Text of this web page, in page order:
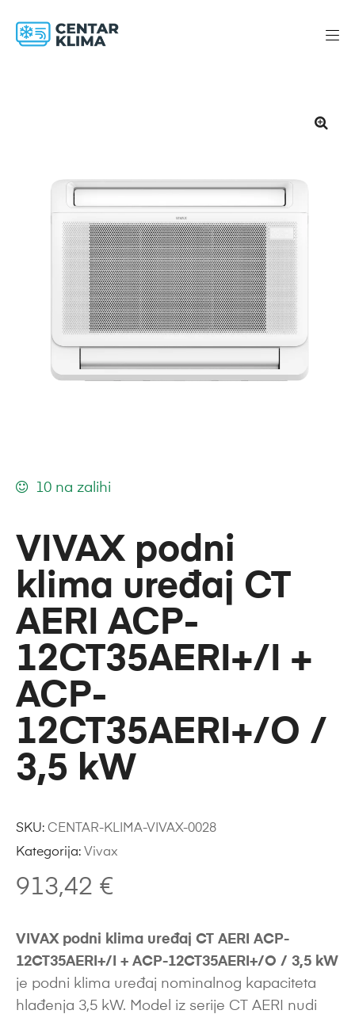
VIVAX podni
klima uređaj CT
AERI ACP-
12CT35AERI+/I +
ACP-
12CT35AERI+/O /
3,5 kW
913,42 €
VIVAX podni klima uređaj CT AERI ACP-
12CT35AERI+/I + ACP-12CT35AERI+/O / 3,5 kW
je podni klima uređaj nominalnog kapaciteta
hlađenja 3,5 kW. Model iz serije CT AERI nudi
10 na zalihi
SKU: CENTAR-KLIMA-VIVAX-0028
Kategorija: Vivax